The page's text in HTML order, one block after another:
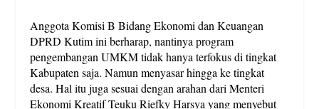
Anggota Komisi B Bidang Ekonomi dan Keuangan
DPRD Kutim ini berharap, nantinya program
pengembangan UMKM tidak hanya terfokus di tingkat
Kabupaten saja. Namun menyasar hingga ke tingkat
desa. Hal itu juga sesuai dengan arahan dari Menteri
Ekonomi Kreatif Teuku Riefky Harsya yang menyebut